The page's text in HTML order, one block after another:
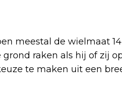
meestal de wielmaat
raken als hij of zij
te maken uit een